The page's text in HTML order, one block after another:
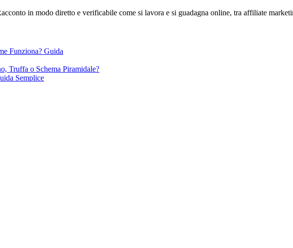
in modo diretto e verificabile come si lavora e si guadagna online, tra affiliate
Funziona? Guida
Truffa o Schema Piramidale?
Semplice